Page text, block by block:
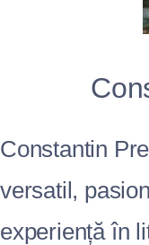
Constantin
versatil,
experiență în